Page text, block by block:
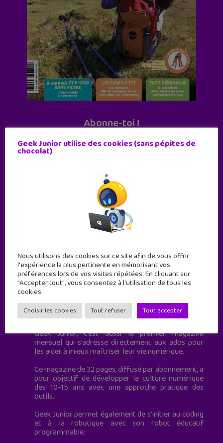
Abonne-toi !
11 numéros par an
Geek Junior est le premier site de culture numérique
à destination des adolescents.
Geek Junior, c’est aussi le premier magazine
mensuel qui s’adresse directement aux ados pour
les aider à mieux maîtriser leur vie numérique.
Ce magazine de 32 pages, diffusé par abonnement, a
pour objectif de développer la culture numérique
des 10-15 ans avec une approche pratique des
outils.
Geek Junior permet également de s'initier au coding
et à la robotique avec son robot éducatif
programmable.
Geek Junior utilise des cookies (sans pépites de
chocolat)
Nous utilisons des cookies sur ce site afin de vous offrir
l'expérience la plus pertinente en mémorisant vos
préférences lors de vos visites répétées. En cliquant sur
"Accepter tout", vous consentez à l'utilisation de tous les
cookies.
Choisir les cookies Tout refuser Tout accepter